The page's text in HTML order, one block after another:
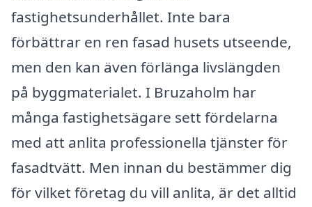
fastighetsunderhållet. Inte bara
förbättrar en ren fasad husets utseende,
men den kan även förlänga livslängden
på byggmaterialet. I Bruzaholm har
många fastighetsägare sett fördelarna
med att anlita professionella tjänster för
fasadtvätt. Men innan du bestämmer dig
för vilket företag du vill anlita, är det alltid